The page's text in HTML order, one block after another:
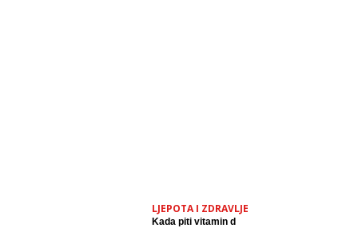
LJEPOTA I ZDRAVLJE
Kada piti vitamin d